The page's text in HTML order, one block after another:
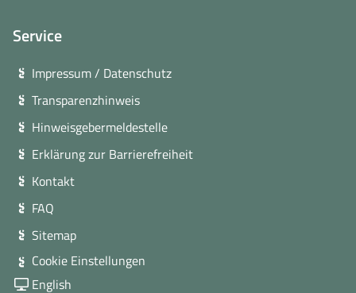
Service
Impressum / Datenschutz
Transparenzhinweis
Hinweisgebermeldestelle
Erklärung zur Barrierefreiheit
Kontakt
FAQ
Sitemap
Cookie Einstellungen
English